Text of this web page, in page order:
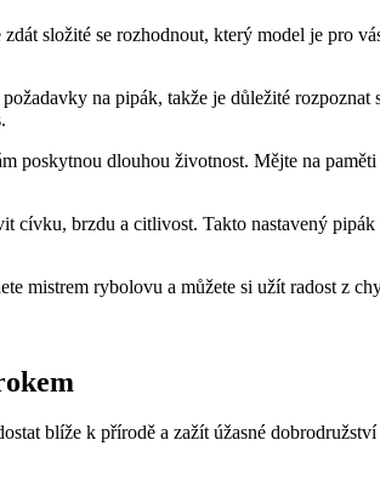
složité se rozhodnout, který model je‌ pro
na pipák, takže je důležité rozpoznat
poskytnou​ dlouhou⁤ životnost. Mějte na paměti
cívku, brzdu a citlivost. Takto nastavený
⁢mistrem rybolovu a můžete si ⁢užít radost z
blíže k přírodě a ⁤zažít úžasné